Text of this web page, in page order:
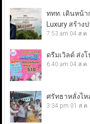
ททท. เดินหน้า
Luxury สร้า
7:53 am 04 ส.ค.
ดรีมเวิลด์ ส่งโ
6:40 am 04 ส.ค.
ศรัทธาหลั่งไห
3:34 pm 01 ส.ค